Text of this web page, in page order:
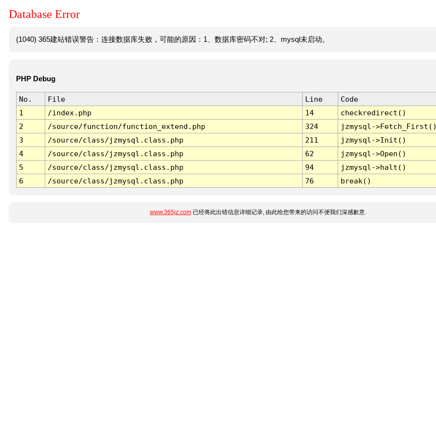
Database Error
(1040) 365建站错误警告：连接数据库失败，可能的原因：1、数据库密码不对; 2、mysql未启动。
PHP Debug
No. File Line
Code
1
/index.php 14
checkredirect()
2
/source/function/function_extend.php 324
jzmysql-
3
/source/class/jzmysql.class.php 211
jzmysql->Init()
4
/source/class/jzmysql.class.php 62
jzmysql->Open()
5
/source/class/jzmysql.class.php 94
jzmysql->halt()
6
/source/class/jzmysql.class.php 76 break()
www.365jz.com已经将此出错信息详细记录, 由此给您带来的访问不便我们深感歉意.